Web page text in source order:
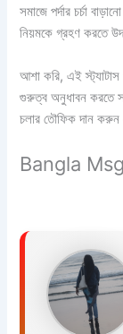
সমাজে পর্দার চর্চা
নিয়মকে গ্রহণ করতে
আশা করি, এই
গুরুত্ব অনুধাবন করতে
চলার তৌফিক দান
Bangla